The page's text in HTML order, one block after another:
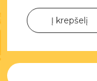
Į krepšelį